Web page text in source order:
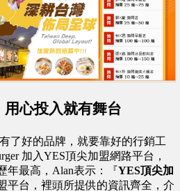
用心投入就有舞台
了好的品牌，就要靠好的行銷工
加入YES頂尖加盟網路平台，
年最高，Alan表示：『YES頂尖加
平台，裡頭所提供的資訊齊全，介